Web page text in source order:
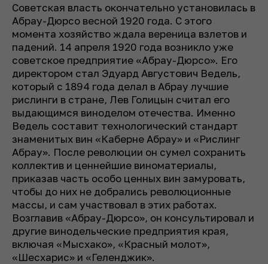
Советская власть окончательно установилась в
Абрау-Дюрсо весной 1920 года. С этого
момента хозяйство ждала вереница взлетов и
падений. 14 апреля 1920 года возникло уже
советское предприятие «Абрау-Дюрсо». Его
директором стал Эдуард Августович Ведель,
который с 1894 года делал в Абрау лучшие
рислинги в стране, Лев Голицын считал его
выдающимся виноделом отечества. Именно
Ведель составит технологический стандарт
знаменитых вин «Каберне Абрау» и «Рислинг
Абрау». После революции он сумел сохранить
коллектив и ценнейшие виноматериалы,
приказав часть особо ценных вин замуровать,
чтобы до них не добрались революционные
массы, и сам участвовал в этих работах.
Возглавив «Абрау-Дюрсо», он консультировал и
другие винодельческие предприятия края,
включая «Мысхако», «Красный молот»,
«Шесхарис» и «Геленджик».